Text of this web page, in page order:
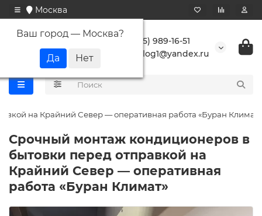
Москва
Ваш город — Москва?
+7 (495) 989-16-51
buranlog1@yandex.ru
на Крайний Север — оперативная работа «Буран Климат»
Срочный монтаж кондиционеров в
бытовки перед отправкой на
Крайний Север — оперативная
работа «Буран Климат»